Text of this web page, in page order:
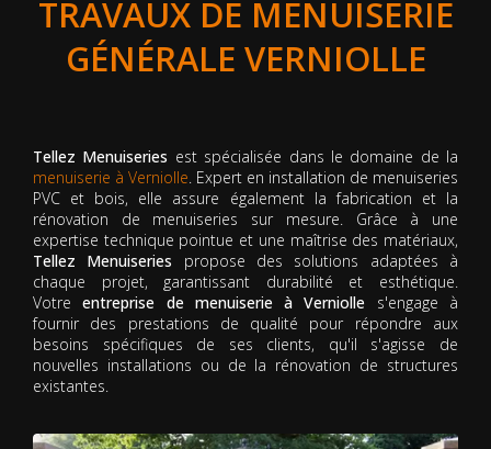
TRAVAUX DE MENUISERIE
GÉNÉRALE VERNIOLLE
Tellez Menuiseries est spécialisée dans le domaine de la
menuiserie à Verniolle. Expert en installation de menuiseries
PVC et bois, elle assure également la fabrication et la
rénovation de menuiseries sur mesure. Grâce à une
expertise technique pointue et une maîtrise des matériaux,
Tellez Menuiseries propose des solutions adaptées à
chaque projet, garantissant durabilité et esthétique.
Votreentreprise de menuiserie à Verniolle s'engage à
fournir des prestations de qualité pour répondre aux
besoins spécifiques de ses clients, qu'il s'agisse de
nouvelles installations ou de la rénovation de structures
existantes.